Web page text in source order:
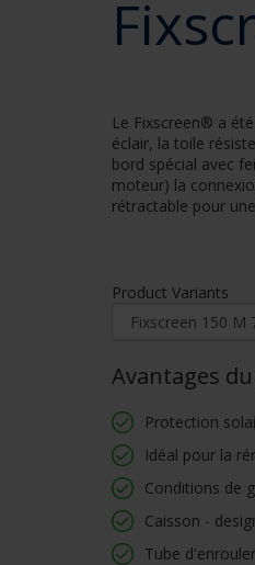
Le Fixscreen® a
éclair, la toile
bord spécial avec
moteur) la
rétractable pour
Product Variants
Avantages
Protection
Idéal pour la
Conditions de
Caisson -
Tube